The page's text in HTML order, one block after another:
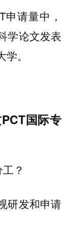
申请量中 ，
学论文发表
学。
国际专
？
研发和申请